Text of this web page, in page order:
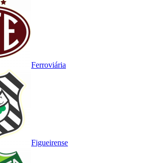
Ferroviária
Figueirense